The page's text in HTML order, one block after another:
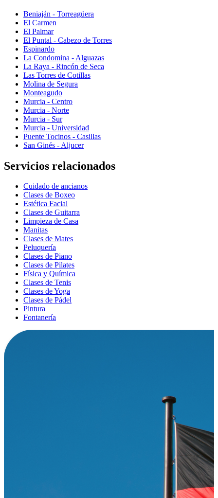
Beniaján - Torreagüera
El Carmen
El Palmar
El Puntal - Cabezo de Torres
Espinardo
La Condomina - Alguazas
La Raya - Rincón de Seca
Las Torres de Cotillas
Molina de Segura
Monteagudo
Murcia - Centro
Murcia - Norte
Murcia - Sur
Murcia - Universidad
Puente Tocinos - Casillas
San Ginés - Aljucer
Servicios relacionados
Cuidado de ancianos
Clases de Boxeo
Estética Facial
Clases de Guitarra
Limpieza de Casa
Manitas
Clases de Mates
Peluquería
Clases de Piano
Clases de Pilates
Física y Química
Clases de Tenis
Clases de Yoga
Clases de Pádel
Pintura
Fontanería